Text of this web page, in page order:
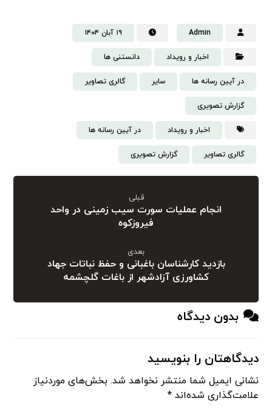
Admin ۱۹ آبان ۱۴۰۴
اخبار و رویداد دانستنی‌ ها
در آیین رسانه ها سایر گالری تصاویر
گزارش تصویری
اخبار و رویداد در آیین رسانه ها
گالری تصاویر گزارش تصویری
قبلی
انجام عملیات سورت سیب زمینی در واحد
فیروزکوه
بعدی
بازدید کارشناسان باغبانی و حفظ نباتات جهاد
کشاورزی آزادشهر از باغات گلچشمه
بدون دیدگاه
دیدگاهتان را بنویسید
نشانی ایمیل شما منتشر نخواهد شد. بخش‌های موردنیاز
علامت‌گذاری شده‌اند*